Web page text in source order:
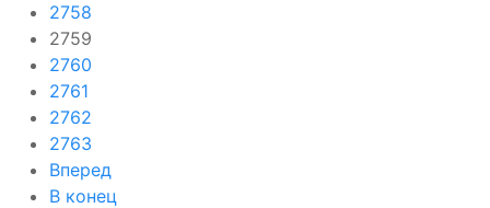
2758
2759
2760
2761
2762
2763
Вперед
В конец